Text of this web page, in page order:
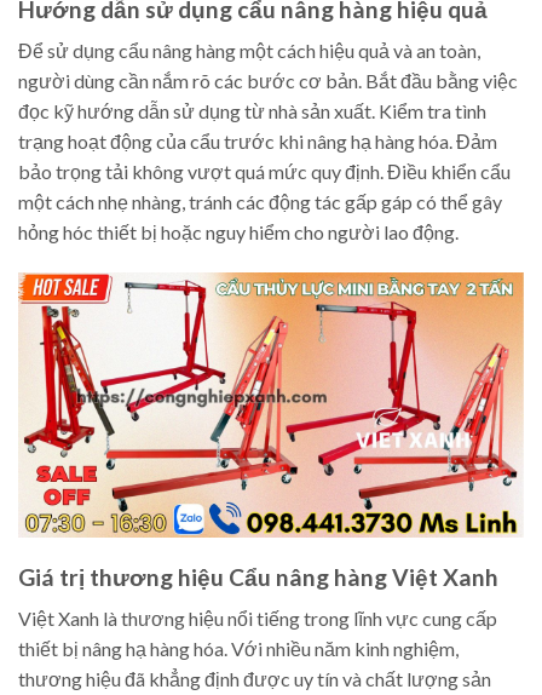
Hướng dẫn sử dụng cẩu nâng hàng hiệu quả
Để sử dụng cẩu nâng hàng một cách hiệu quả và an toàn,
người dùng cần nắm rõ các bước cơ bản. Bắt đầu bằng việc
đọc kỹ hướng dẫn sử dụng từ nhà sản xuất. Kiểm tra tình
trạng hoạt động của cẩu trước khi nâng hạ hàng hóa. Đảm
bảo trọng tải không vượt quá mức quy định. Điều khiển cẩu
một cách nhẹ nhàng, tránh các động tác gấp gáp có thể gây
hỏng hóc thiết bị hoặc nguy hiểm cho người lao động.
Giá trị thương hiệu Cẩu nâng hàng Việt Xanh
Việt Xanh là thương hiệu nổi tiếng trong lĩnh vực cung cấp
thiết bị nâng hạ hàng hóa. Với nhiều năm kinh nghiệm,
thương hiệu đã khẳng định được uy tín và chất lượng sản